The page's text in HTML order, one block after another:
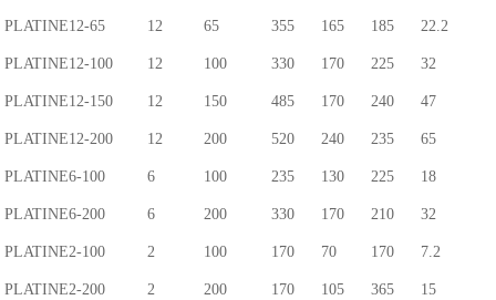
PLATINE12-65 12 65 355 165 185 22.2
PLATINE12-100 12 100 330 170 225 32
PLATINE12-150 12 150 485 170 240 47
PLATINE12-200 12 200 520 240 235 65
PLATINE6-100 6 100 235 130 225 18
PLATINE6-200 6 200 330 170 210 32
PLATINE2-100 2 100 170 70 170 7.2
PLATINE2-200 2 200 170 105 365 15